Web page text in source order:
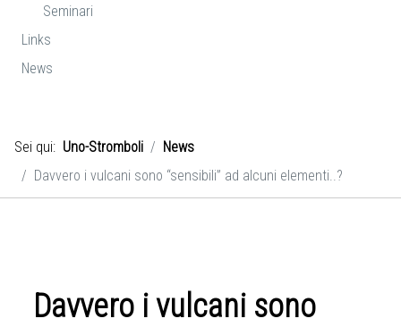
Seminari
Links
News
Sei qui: Uno-Stromboli
News
Davvero i vulcani sono “sensibili” ad alcuni elementi..?
Davvero i vulcani sono